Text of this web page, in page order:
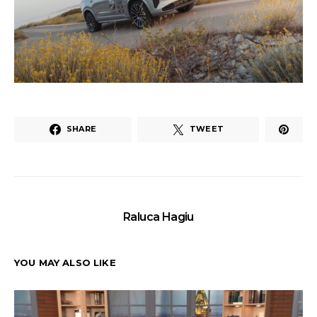
SHARE TWEET
Raluca Hagiu
YOU MAY ALSO LIKE